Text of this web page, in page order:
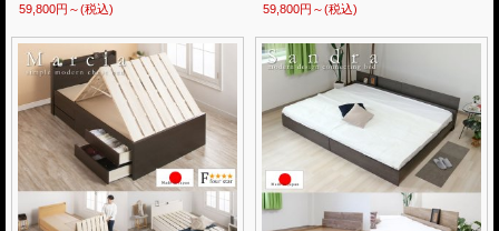
59,800円～(税込)
59,800円～(税込)